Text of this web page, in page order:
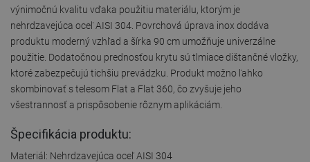
výnimočnú kvalitu vďaka použitiu materiálu, ktorým je
nehrdzavejúca oceľ AISI 304. Povrchová úprava inox dodáva
produktu moderný vzhľad a šírka 90 cm umožňuje univerzálne
použitie. Dodatočnou prednosťou krytu sú tlmiace dištančné vložky,
ktoré zabezpečujú tichšiu prevádzku. Produkt možno ľahko
skombinovať s telesom Flat a Flat 360, čo zvyšuje jeho
všestrannosť a prispôsobenie rôznym aplikáciám.
Špecifikácia produktu:
Materiál: Nehrdzavejúca oceľ AISI 304